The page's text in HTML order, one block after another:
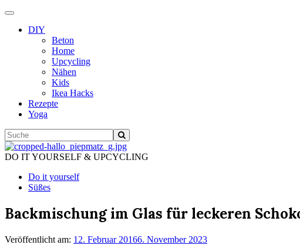
Schalte
Navigation
DIY
Beton
Home
Upcycling
Nähen
Kids
Ikea Hacks
Rezepte
Yoga
DO IT YOURSELF & UPCYCLING
Do it yourself
Süßes
Backmischung im Glas für leckeren
Veröffentlicht am: 12. Februar 20166. November 2023